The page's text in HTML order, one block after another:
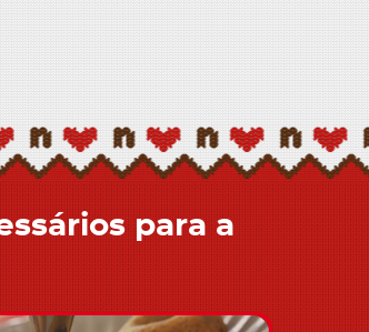
para a